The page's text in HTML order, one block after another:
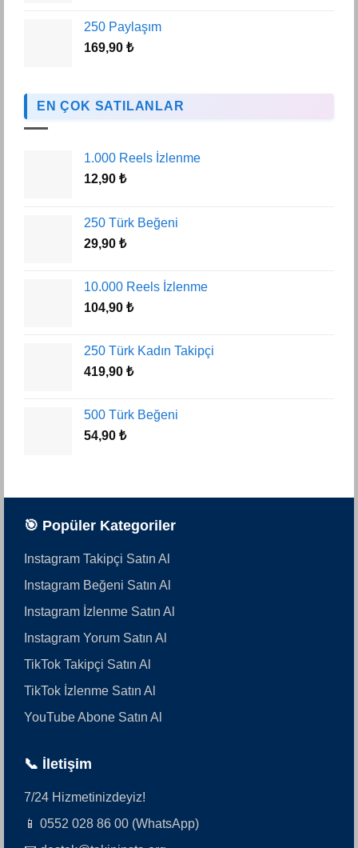
250 Paylaşım
169,90 ₺
EN ÇOK SATILANLAR
1.000 Reels İzlenme
12,90 ₺
250 Türk Beğeni
29,90 ₺
10.000 Reels İzlenme
104,90 ₺
250 Türk Kadın Takipçi
419,90 ₺
500 Türk Beğeni
54,90 ₺
🎯 Popüler Kategoriler
Instagram Takipçi Satın Al
Instagram Beğeni Satın Al
Instagram İzlenme Satın Al
Instagram Yorum Satın Al
TikTok Takipçi Satın Al
TikTok İzlenme Satın Al
YouTube Abone Satın Al
📞 İletişim
7/24 Hizmetinizdeyiz!
📱 0552 028 86 00 (WhatsApp)